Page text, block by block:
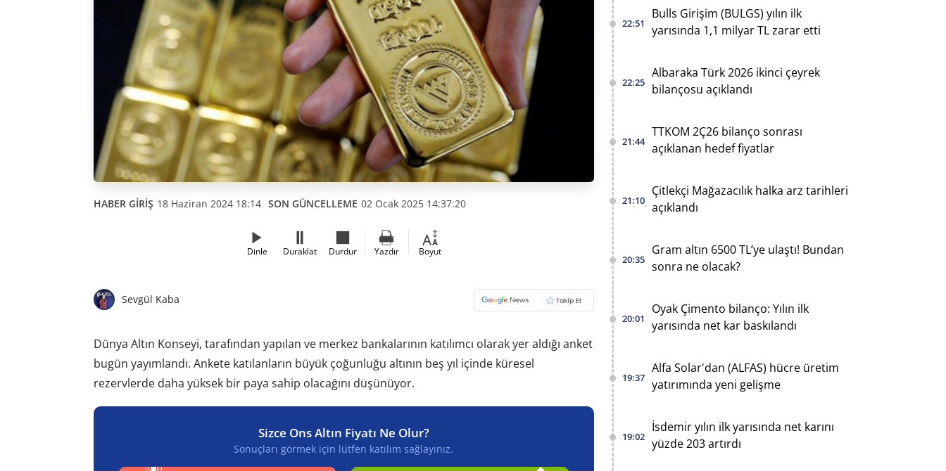
HABER GİRİŞ 18 Haziran 2024 18:14 SON GÜNCELLEME 02 Ocak 2025 14:37:20
Dinle Duraklat Durdur Yazdır Boyut
Sevgül Kaba
Dünya Altın Konseyi, tarafından yapılan ve merkez bankalarının katılımcı olarak yer aldığı anket
bugün yayımlandı. Ankete katılanların büyük çoğunluğu altının beş yıl içinde küresel
rezervlerde daha yüksek bir paya sahip olacağını düşünüyor.
Sizce Ons Altın Fiyatı Ne Olur?
Sonuçları görmek için lütfen katılım sağlayınız.
22:51
Bulls Girişim (BULGS) yılın ilk
yarısında 1,1 milyar TL zarar etti
22:25
Albaraka Türk 2026 ikinci çeyrek
bilançosu açıklandı
21:44
TTKOM 2Ç26 bilanço sonrası
açıklanan hedef fiyatlar
21:10
Çitlekçi Mağazacılık halka arz tarihleri
açıklandı
20:35
Gram altın 6500 TL’ye ulaştı! Bundan
sonra ne olacak?
20:01
Oyak Çimento bilanço: Yılın ilk
yarısında net kar baskılandı
19:37
Alfa Solar'dan (ALFAS) hücre üretim
yatırımında yeni gelişme
19:02
İsdemir yılın ilk yarısında net karını
yüzde 203 artırdı